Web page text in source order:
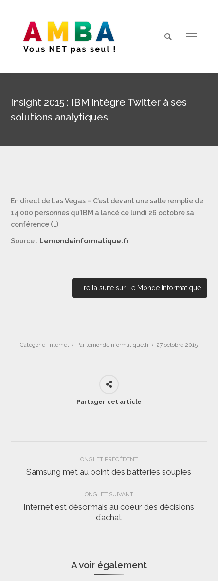
Search:
Insight 2015 : IBM intègre Twitter à ses
solutions analytiques
En direct de Las Vegas – C’est devant une salle remplie de
14 000 personnes qu’IBM a lancé ce lundi 26 octobre sa
conférence (…)
Source : Lemondeinformatique.fr
Lire la suite sur Le Monde Informatique
Catégorie Internet Par lemondeinformatique.fr 27 octobre 2015
Partager cet article
Navigation
de
commentaire
ONGLET PRÉCÉDENT
Onglet
Samsung met au point des batteries souples
ONGLET SUIVANT
Onglet
Internet est désormais au coeur des décisions
d’achat
A voir également